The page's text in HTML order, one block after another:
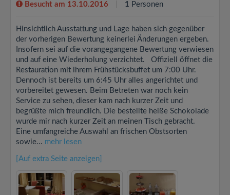
Besucht am 13.10.2016 1 Personen
Hinsichtlich Ausstattung und Lage haben sich gegenüber
der vorherigen Bewertung keinerlei Änderungen ergeben.
Insofern sei auf die vorangegangene Bewertung verwiesen
und auf eine Wiederholung verzichtet. Offiziell öffnet die
Restauration mit ihrem Frühstücksbuffet um 7:00 Uhr.
Dennoch ist bereits um 6:45 Uhr alles angerichtet und
vorbereitet gewesen. Beim Betreten war noch kein
Service zu sehen, dieser kam nach kurzer Zeit und
begrüßte mich freundlich. Die bestellte heiße Schokolade
wurde mir nach kurzer Zeit an meinen Tisch gebracht.
Eine umfangreiche Auswahl an frischen Obstsorten
sowie... mehr lesen
[Auf extra Seite anzeigen]